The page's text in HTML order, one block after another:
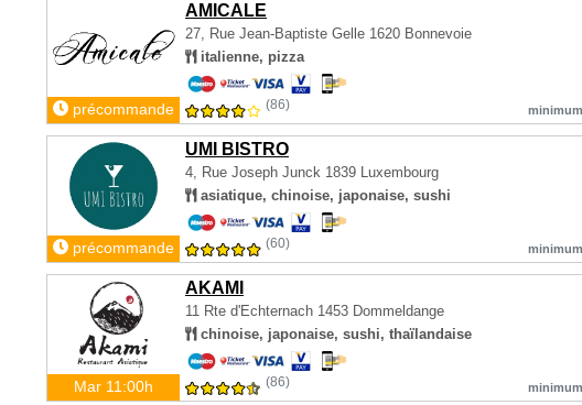
AMICALE
27, Rue Jean-Baptiste Gelle 1620 Bonnevoie
italienne, pizza
précommande (86)
UMI BISTRO
4, Rue Joseph Junck 1839 Luxembourg
asiatique, chinoise, japonaise, sushi
précommande (60)
AKAMI
11 Rte d'Echternach 1453 Dommeldange
chinoise, japonaise, sushi, thaïlandaise
Mar 11:00h (86)